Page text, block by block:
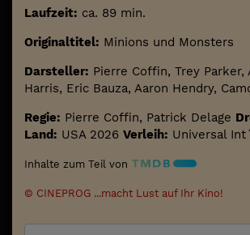
Laufzeit: ca. 89 min.
Originaltitel: Minions und Monsters
Darsteller: Pierre Coffin, Trey
Harris, Eric Bauza, Aaron Hendry,
Regie: Pierre Coffin, Patrick Delage
Land: USA 2026 Verleih: Universal
Inhalte zum Teil von
© CINEPROG ...macht Lust auf Ihr Kino!